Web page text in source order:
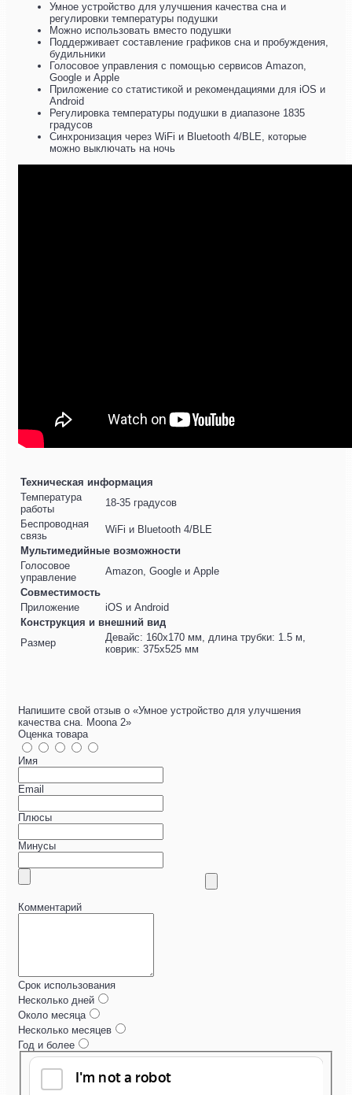
Умное устройство для улучшения качества сна и
регулировки температуры подушки
Можно использовать вместо подушки
Поддерживает составление графиков сна и пробуждения,
будильники
Голосовое управления с помощью сервисов Amazon,
Google и Apple
Приложение со статистикой и рекомендациями для iOS и
Android
Регулировка температуры подушки в диапазоне 1835
градусов
Синхронизация через WiFi и Bluetooth 4/BLE, которые
можно выключать на ночь
Техническая информация
Температура
работы
18-35 градусов
Беспроводная
связь
WiFi и Bluetooth 4/BLE
Мультимедийные возможности
Голосовое
управление
Amazon, Google и Apple
Совместимость
Приложение
iOS и Android
Конструкция и внешний вид
Размер
Девайс: 160х170 мм, длина трубки: 1.5 м,
коврик: 375х525 мм
Напишите свой отзыв о «Умное устройство для улучшения
качества сна. Moona 2»
Оценка товара
Имя
Email
Плюсы
Минусы
Комментарий
Срок использования
Несколько дней
Около месяца
Несколько месяцев
Год и более